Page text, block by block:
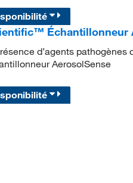
Échantillonneur
d’agents pathogènes
AerosolSense